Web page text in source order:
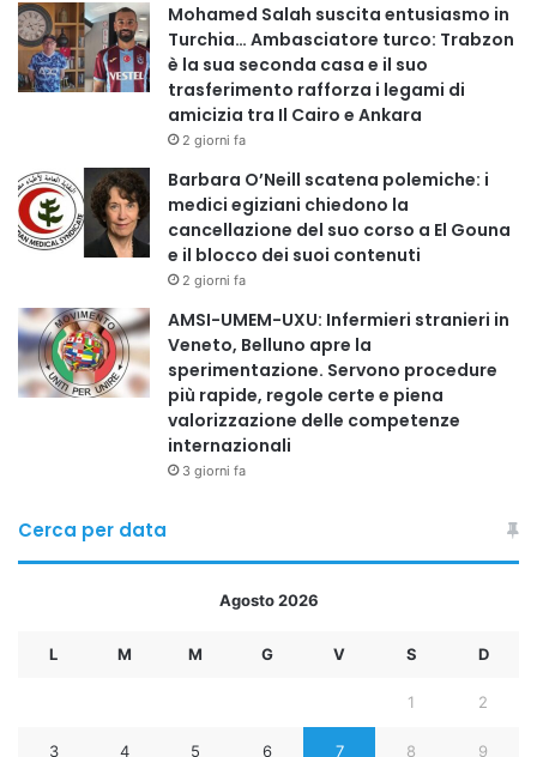
Mohamed Salah suscita entusiasmo in
Turchia… Ambasciatore turco: Trabzon
è la sua seconda casa e il suo
trasferimento rafforza i legami di
amicizia tra Il Cairo e Ankara
2 giorni fa
Barbara O’Neill scatena polemiche: i
medici egiziani chiedono la
cancellazione del suo corso a El Gouna
e il blocco dei suoi contenuti
2 giorni fa
AMSI-UMEM-UXU: Infermieri stranieri in
Veneto, Belluno apre la
sperimentazione. Servono procedure
più rapide, regole certe e piena
valorizzazione delle competenze
internazionali
3 giorni fa
Cerca per data
Agosto 2026
L M M G V S D
1 2
3 4 5 6 7 8 9